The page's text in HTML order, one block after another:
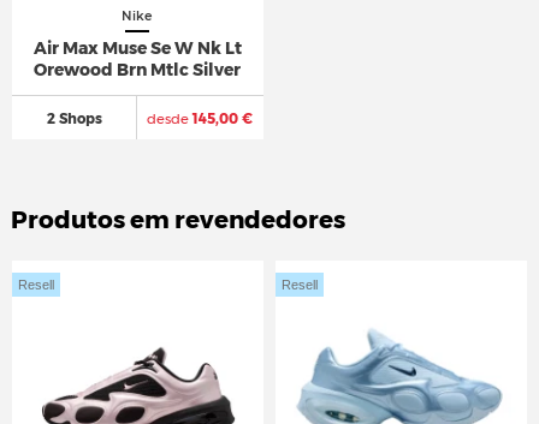
Nike
Air Max Muse Se W Nk Lt
Orewood Brn Mtlc Silver
2 Shops desde145,00 €
Produtos em revendedores
Resell Resell